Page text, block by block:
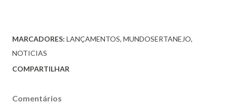
MARCADORES: LANÇAMENTOS MUNDOSERTANEJO
NOTICIAS
COMPARTILHAR
Comentários